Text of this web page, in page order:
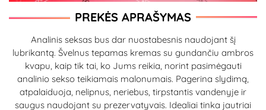
PREKĖS APRAŠYMAS
Analinis seksas bus dar nuostabesnis naudojant šį
lubrikantą. Švelnus tepamas kremas su gundančiu ambros
kvapu, kaip tik tai, ko Jums reikia, norint pasimėgauti
analinio sekso teikiamais malonumais. Pagerina slydimą,
atpalaiduoja, nelipnus, neriebus, tirpstantis vandenyje ir
saugus naudojant su prezervatyvais. Idealiai tinka jautriai